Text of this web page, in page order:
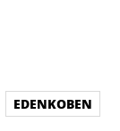
EDENKOBEN